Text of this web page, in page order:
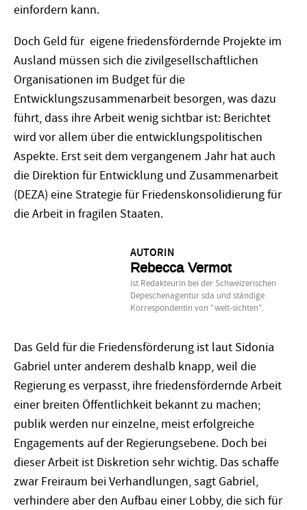
einfordern kann.
Doch Geld für eigene friedensfördernde Projekte im
Ausland müssen sich die zivilgesellschaftlichen
Organisationen im Budget für die
Entwicklungszusammenarbeit besorgen, was dazu
führt, dass ihre Arbeit wenig sichtbar ist: Berichtet
wird vor allem über die entwicklungspolitischen
Aspekte. Erst seit dem vergangenem Jahr hat auch
die Direktion für Entwicklung und Zusammenarbeit
(DEZA) eine Strategie für Friedenskonsolidierung für
die Arbeit in fragilen Staaten.
AUTORIN
Rebecca Vermot
ist Redakteurin bei der Schweizerischen
Depeschenagentur sda und ständige
Korrespondentin von "welt-sichten".
Das Geld für die Friedensförderung ist laut Sidonia
Gabriel unter anderem deshalb knapp, weil die
Regierung es verpasst, ihre friedensfördernde Arbeit
einer breiten Öffentlichkeit bekannt zu machen;
publik werden nur einzelne, meist erfolgreiche
Engagements auf der Regierungsebene. Doch bei
dieser Arbeit ist Diskretion sehr wichtig. Das schaffe
zwar Freiraum bei Verhandlungen, sagt Gabriel,
verhindere aber den Aufbau einer Lobby, die sich für